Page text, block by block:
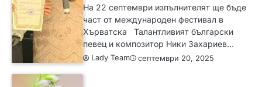
На 22 септември изпълнителят ще бъде
част от международен фестивал в
Хърватска Талантливият български
певец и композитор Ники Захариев…
Lady Team септември 20, 2025